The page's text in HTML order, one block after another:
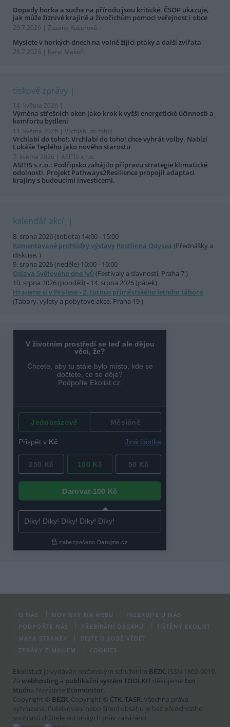
Dopady horka a sucha na přírodu jsou kritické. ČSOP ukazuje,
jak může žíznivé krajině a živočichům pomoci veřejnost i obce
29.7.2026 | Zuzana Kučerová
Myslete v horkých dnech na volně žijící ptáky a další zvířata
28.7.2026 | Karel Makoň
tiskové zprávy
14. května 2026 |
Výměna střešních oken jako krok k vyšší energetické účinnosti a
komfortu bydlení
11. května 2026 | Vrchlabí do toho!
Vrchlabí do toho!: Vrchlabí do toho! chce vyhrát volby. Nabízí
Lukáše Teplého jako nového starostu
7. května 2026 | ASITIS s.r.o.
ASITIS s.r.o.: Podřipsko zahájilo přípravu strategie klimatické
odolnosti. Projekt Pathways2Resilience propojil adaptaci
krajiny s budoucími investicemi.
kalendář akcí
8. srpna 2026 (sobota) 14:00 - 15:00
Komentované prohlídky výstavy Rostlinná Odysea (Přednášky a
diskuse, )
9. srpna 2026 (neděle) 10:00 - 16:00
Oslava Světového dne lvů (Festivaly a slavnosti, Praha 7 )
10. srpna 2026 (pondělí) - 14. srpna 2026 (pátek)
Hrajeme si v Pralese - 2. turnus příměstského letního tábora
(Tábory, výlety a pobytové akce, Praha 19 )
O NÁS NOVINKY NA WEBU
INZERUJTE U NÁS
PODPOŘTE NÁS
PŘEBÍRÁNÍ OBSAHU
TIŠTĚNÝ EKOLIST
MAPA STRÁNEK
DEJTE O SOBĚ VĚDĚT
ZPRÁVY E-MAILEM
COOKIES
Ekolist.cz je vydáván občanským sdružením BEZK. ISSN 1802-9019.
Za webhosting a publikační systém TOOLKIT děkujeme Ecn
studiu. Navštivte Ecomonitor.
Copyright © BEZK. Copyright © ČTK, TASR. Všechna práva
vyhrazena. Publikování nebo šíření obsahu je bez předchozího
souhlasu držitele autorských práv zakázáno.